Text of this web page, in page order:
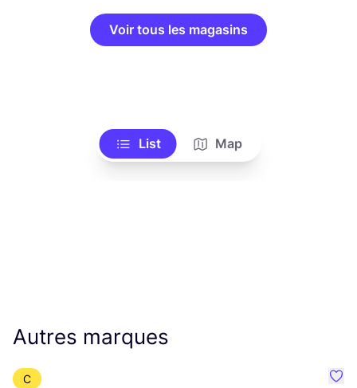
Voir tous les magasins
List Map
Autres marques
C